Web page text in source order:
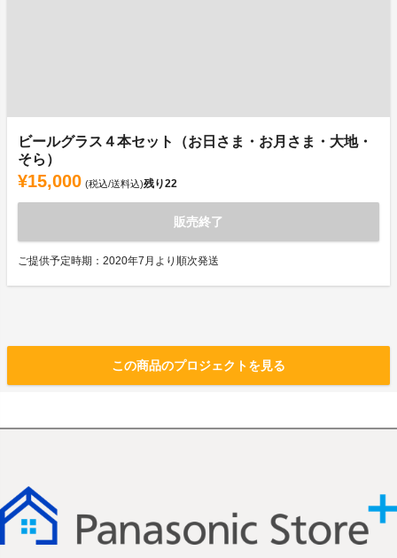
ビールグラス４本セット（お日さま・お月さま・大地・
そら）
¥15,000 (税込/送料込)残り22
販売終了
ご提供予定時期：2020年7月より順次発送
この商品のプロジェクトを見る